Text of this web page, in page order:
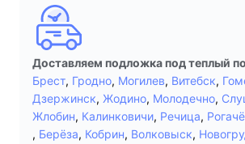
Доставляем подложка под теплый
Брест, Гродно, Могилев, Витебск,
Дзержинск, Жодино, Молодечно,
Жлобин, Калинковичи, Речица,
, Берёза, Кобрин, Волковыск,